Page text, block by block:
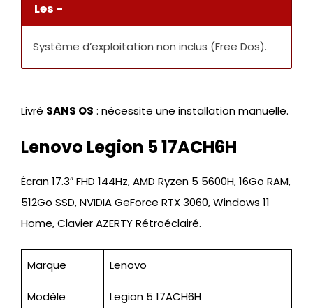
Les -
Système d’exploitation non inclus (Free Dos).
Livré SANS OS : nécessite une installation manuelle.
Lenovo Legion 5 17ACH6H
Écran 17.3″ FHD 144Hz, AMD Ryzen 5 5600H, 16Go RAM,
512Go SSD, NVIDIA GeForce RTX 3060, Windows 11
Home, Clavier AZERTY Rétroéclairé.
Marque Lenovo
Modèle Legion 5 17ACH6H